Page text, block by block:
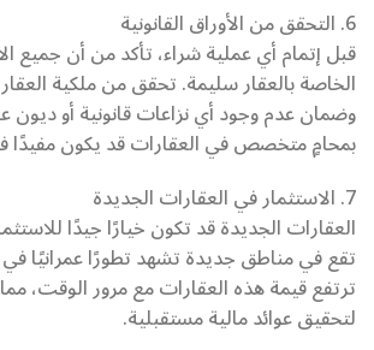
6. التحقق من الأوراق القانونية
قبل إتمام أي عملية شراء، تأكد من أن جميع
الخاصة بالعقار سليمة. تحقق من ملكية
وضمان عدم وجود أي نزاعات قانونية أو ديون
بمحامٍ متخصص في العقارات قد يكون مفيدًا
7. الاستثمار في العقارات الجديدة
العقارات الجديدة قد تكون خيارًا جيدًا
تقع في مناطق جديدة تشهد تطورًا عمرانيًا في
ترتفع قيمة هذه العقارات مع مرور الوقت،
لتحقيق عوائد مالية مستقبلية.